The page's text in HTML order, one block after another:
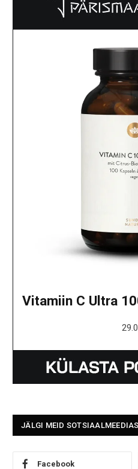
Vitamiin C Ultra
JÄLGI MEID SOTSIAALMEEDIAS
Facebook